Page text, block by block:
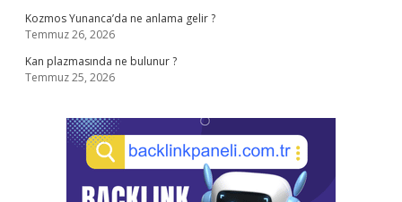
Kozmos Yunanca’da ne anlama gelir ?
Temmuz 26, 2026
Kan plazmasında ne bulunur ?
Temmuz 25, 2026